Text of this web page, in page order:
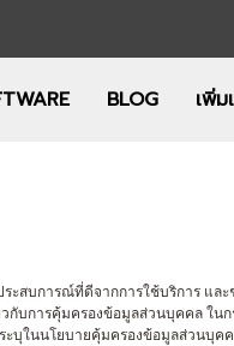
BLOG เพิ่ม
ะสบการณ์ที่ดีจากการใช้บริการ แล
กับการคุ้มครองข้อมูลส่วนบุคคล ใน
ในนโยบายคุ้มครองข้อมูลส่วนบุคค